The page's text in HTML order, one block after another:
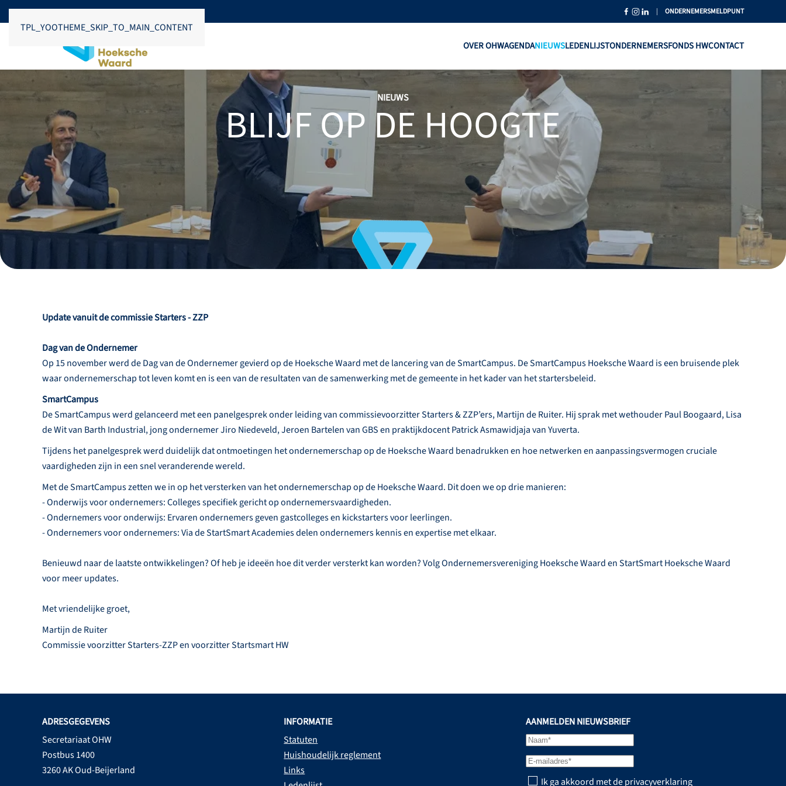
TPL_YOOTHEME_SKIP_TO_MAIN_CONTENT
| ONDERNEMERSMELDPUNT
OVER OHWAGENDANIEUWSLEDENLIJSTONDERNEMERSFONDS HWCONTACT
NIEUWS
BLIJF OP DE HOOGTE
Update vanuit de commissie Starters - ZZP
Dag van de Ondernemer
Op 15 november werd de Dag van de Ondernemer gevierd op de Hoeksche Waard met de lancering van de SmartCampus. De SmartCampus Hoeksche Waard is een bruisende plek
waar ondernemerschap tot leven komt en is een van de resultaten van de samenwerking met de gemeente in het kader van het startersbeleid.
SmartCampus
De SmartCampus werd gelanceerd met een panelgesprek onder leiding van commissievoorzitter Starters & ZZP’ers, Martijn de Ruiter. Hij sprak met wethouder Paul Boogaard, Lisa
de Wit van Barth Industrial, jong ondernemer Jiro Niedeveld, Jeroen Bartelen van GBS en praktijkdocent Patrick Asmawidjaja van Yuverta.
Tijdens het panelgesprek werd duidelijk dat ontmoetingen het ondernemerschap op de Hoeksche Waard benadrukken en hoe netwerken en aanpassingsvermogen cruciale
vaardigheden zijn in een snel veranderende wereld.
Met de SmartCampus zetten we in op het versterken van het ondernemerschap op de Hoeksche Waard. Dit doen we op drie manieren:
- Onderwijs voor ondernemers: Colleges specifiek gericht op ondernemersvaardigheden.
- Ondernemers voor onderwijs: Ervaren ondernemers geven gastcolleges en kickstarters voor leerlingen.
- Ondernemers voor ondernemers: Via de StartSmart Academies delen ondernemers kennis en expertise met elkaar.
Benieuwd naar de laatste ontwikkelingen? Of heb je ideeën hoe dit verder versterkt kan worden? Volg Ondernemersvereniging Hoeksche Waard en StartSmart Hoeksche Waard
voor meer updates.
Met vriendelijke groet,
Martijn de Ruiter
Commissie voorzitter Starters-ZZP en voorzitter Startsmart HW
ADRESGEGEVENS
Secretariaat OHW
Postbus 1400
3260 AK Oud-Beijerland
INFORMATIE
Statuten
Huishoudelijk reglement
Links
AANMELDEN NIEUWSBRIEF
Ik ga akkoord met de privacyverklaring